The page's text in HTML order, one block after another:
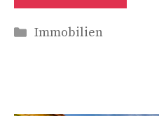
Kategorien
Immobilien